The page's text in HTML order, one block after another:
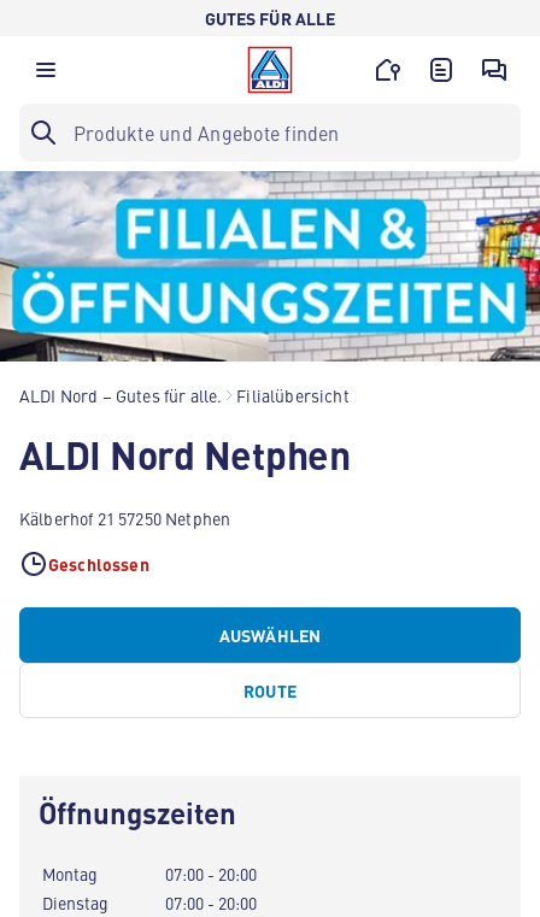
GUTES FÜR ALLE
ALDI Nord – Gutes für alle. Filialübersicht
ALDI Nord Netphen
Kälberhof 21 57250 Netphen
Geschlossen
AUSWÄHLEN
ROUTE
Öffnungszeiten
Montag
07:00 - 20:00
Dienstag
07:00 - 20:00